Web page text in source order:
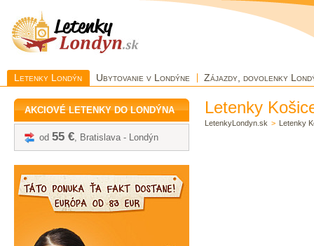
Letenky Londýn Ubytovanie v Londýne Zájazdy, dovolenky
AKCIOVÉ LETENKY DO LONDÝNA
od 55 €, Bratislava - Londýn
Letenky
LetenkyLondyn.sk > Letenky